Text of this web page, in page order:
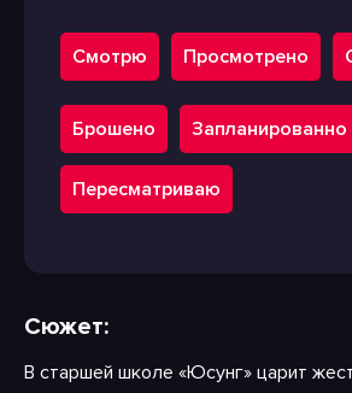
Смотрю Просмотрено
Брошено Запланированно
Пересматриваю
Сюжет:
В старшей школе «Юсунг» царит